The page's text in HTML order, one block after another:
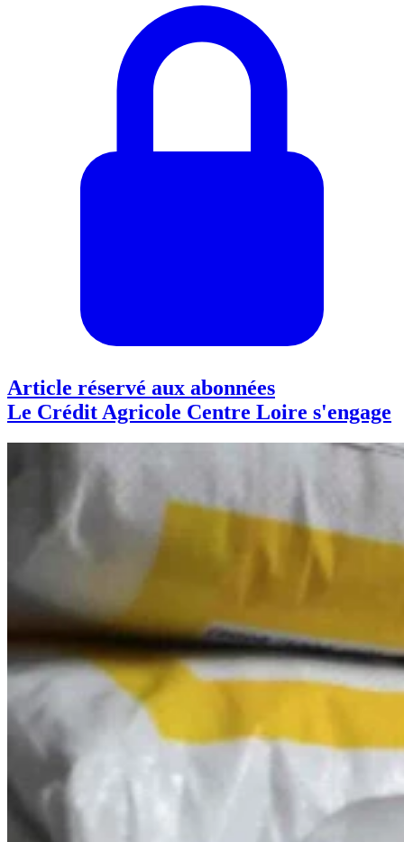
Article réservé aux abonnées
Le Crédit Agricole Centre Loire s'engage